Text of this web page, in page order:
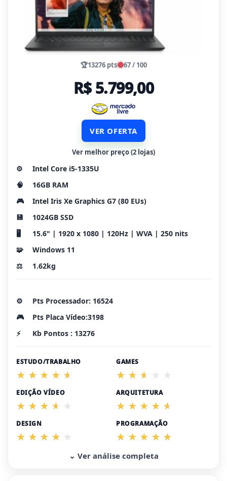
🏆13276 pts 67 / 100
R$ 5.799,00
VER OFERTA
Ver melhor preço (2 lojas)
⚙️
Intel Core i5-1335U
🧠
16GB RAM
🎮
Intel Iris Xe Graphics G7 (80 EUs)
💾
1024GB SSD
🖥️
15.6" | 1920 x 1080 | 120Hz | WVA | 250 nits
🧩
Windows 11
⚖️
1.62kg
⚙️
Pts Processador: 16524
🎮
Pts Placa Vídeo:3198
⚡
Kb Pontos : 13276
ESTUDO/TRABALHO GAMES
EDIÇÃO VÍDEO ARQUITETURA
DESIGN PROGRAMAÇÃO
⌄ Ver análise completa